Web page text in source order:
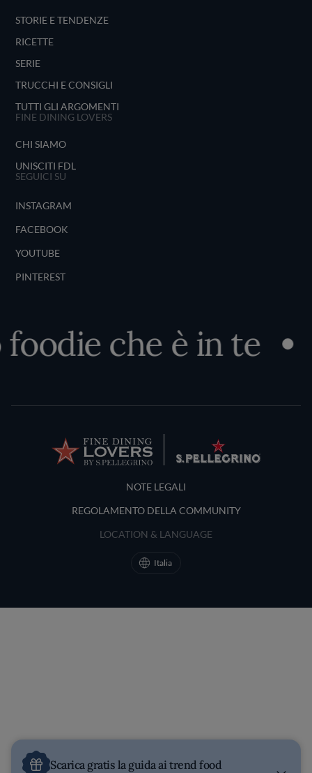
STORIE E TENDENZE
RICETTE
SERIE
TRUCCHI E CONSIGLI
TUTTI GLI ARGOMENTI
FINE DINING LOVERS
CHI SIAMO
UNISCITI FDL
SEGUICI SU
INSTAGRAM
FACEBOOK
YOUTUBE
PINTEREST
che è in te
Terms and Conditions
NOTE LEGALI
REGOLAMENTO DELLA COMMUNITY
LOCATION & LANGUAGE
Italia
Scarica gratis la guida ai trend food